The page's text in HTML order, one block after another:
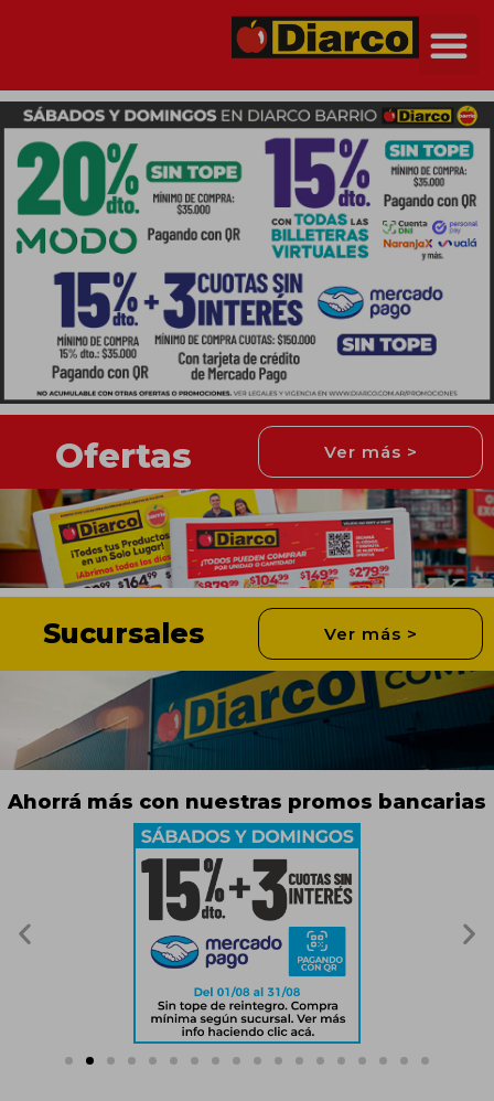
Ofertas Ver más >
Sucursales Ver más >
Ahorrá más con nuestras promos bancarias